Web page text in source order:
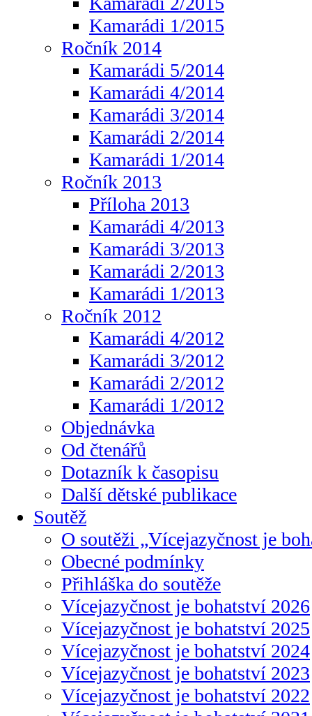
Kamarádi 1/2015
Ročník 2014
Kamarádi 5/2014
Kamarádi 4/2014
Kamarádi 3/2014
Kamarádi 2/2014
Kamarádi 1/2014
Ročník 2013
Příloha 2013
Kamarádi 4/2013
Kamarádi 3/2013
Kamarádi 2/2013
Kamarádi 1/2013
Ročník 2012
Kamarádi 4/2012
Kamarádi 3/2012
Kamarádi 2/2012
Kamarádi 1/2012
Objednávka
Od čtenářů
Dotazník k časopisu
Další dětské publikace
Soutěž
O soutěži „Vícejazyčnost je
Obecné podmínky
Přihláška do soutěže
Vícejazyčnost je bohatství 2026
Vícejazyčnost je bohatství 2025
Vícejazyčnost je bohatství 2024
Vícejazyčnost je bohatství 2023
Vícejazyčnost je bohatství 2022